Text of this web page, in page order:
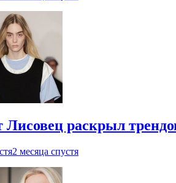
Лисовец раскрыл
2 месяца спустя